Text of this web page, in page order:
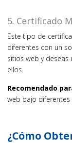
5. Certificado
Este tipo de
diferentes con un
sitios web y deseas
ellos.
Recomendado
web bajo
¿Cómo